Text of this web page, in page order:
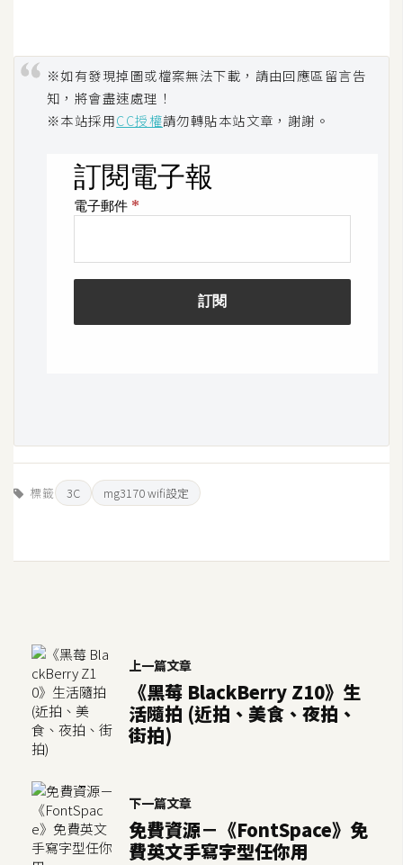
※如有發現掉圖或檔案無法下載，請由回應區留言告
知，將會盡速處理！
※本站採用CC授權請勿轉貼本站文章，謝謝。
標籤 3C mg3170 wifi設定
上一篇文章
《黑莓 BlackBerry Z10》生
活隨拍 (近拍、美食、夜拍、
街拍)
下一篇文章
免費資源－《FontSpace》免
費英文手寫字型任你用